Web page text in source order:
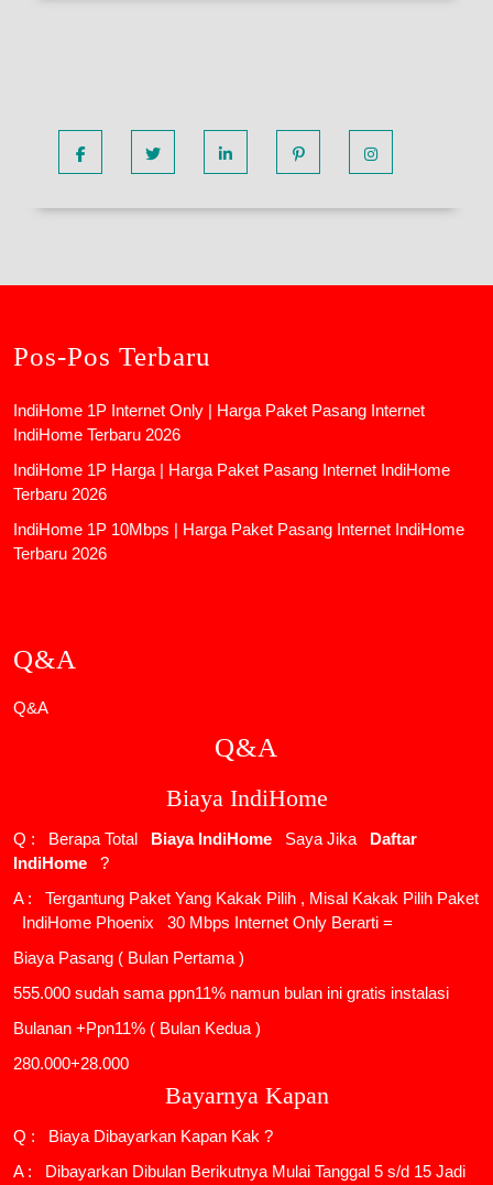
Pos-Pos Terbaru
IndiHome 1P Internet Only | Harga Paket Pasang Internet
IndiHome Terbaru 2026
IndiHome 1P Harga | Harga Paket Pasang Internet IndiHome
Terbaru 2026
IndiHome 1P 10Mbps | Harga Paket Pasang Internet IndiHome
Terbaru 2026
Q&A
Q&A
Q&A
Biaya IndiHome
Q : Berapa Total Biaya IndiHome Saya Jika
Daftar
IndiHome
?
A : Tergantung Paket Yang Kakak Pilih , Misal Kakak Pilih Paket
IndiHome Phoenix
30 Mbps Internet Only Berarti =
Biaya Pasang ( Bulan Pertama )
555.000 sudah sama ppn11% namun bulan ini gratis instalasi
Bulanan +Ppn11% ( Bulan Kedua )
280.000+28.000
Bayarnya Kapan
Q : Biaya Dibayarkan Kapan Kak ?
A : Dibayarkan Dibulan Berikutnya Mulai Tanggal 5 s/d 15 Jadi